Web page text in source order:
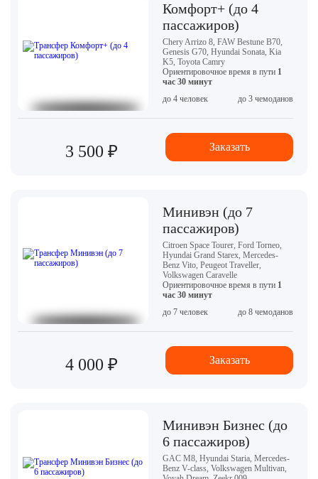
Комфорт+ (до 4
пассажиров)
Chery Arrizo 8, FAW Bestune B70,
Genesis G70, Hyundai Sonata, Kia
K5, Toyota Camry
Ориентировочное время в пути 1
час 30 минут
до 4 человек
до 3 чемоданов
3 500 ₽ Заказать
Минивэн (до 7
пассажиров)
Citroen Space Tourer, Ford Torneo,
Hyundai Grand Starex, Mercedes-
Benz Vito, Peugeot Traveller,
Volkswagen Caravelle
Ориентировочное время в пути 1
час 30 минут
до 7 человек
до 8 чемоданов
4 000 ₽ Заказать
Минивэн Бизнес (до
6 пассажиров)
GAC M8, Hyundai Staria, Mercedes-
Benz V-class, Volkswagen Multivan,